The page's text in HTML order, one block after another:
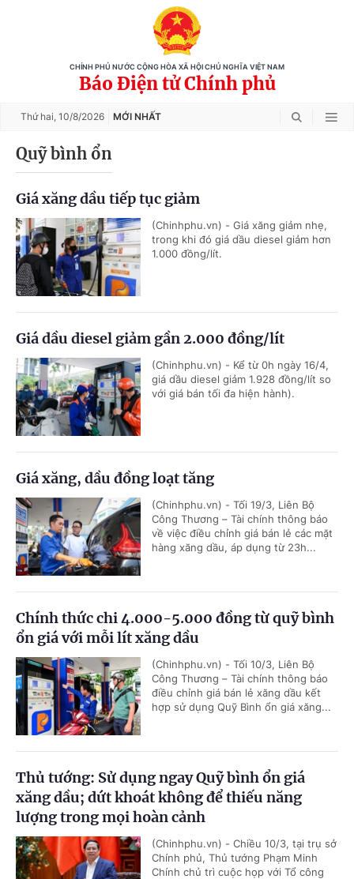
CHÍNH PHỦ NƯỚC CỘNG HÒA XÃ HỘI CHỦ NGHĨA VIỆT NAM
Báo Điện tử Chính phủ
Thứ hai, 10/8/2026 MỚI NHẤT
Quỹ bình ổn
Giá xăng dầu tiếp tục giảm
(Chinhphu.vn) - Giá xăng giảm nhẹ,
trong khi đó giá dầu diesel giảm hơn
1.000 đồng/lít.
Giá dầu diesel giảm gần 2.000 đồng/lít
(Chinhphu.vn) - Kể từ 0h ngày 16/4,
giá dầu diesel giảm 1.928 đồng/lít so
với giá bán tối đa hiện hành).
Giá xăng, dầu đồng loạt tăng
(Chinhphu.vn) - Tối 19/3, Liên Bộ
Công Thương – Tài chính thông báo
về việc điều chỉnh giá bán lẻ các mặt
hàng xăng dầu, áp dụng từ 23h...
Chính thức chi 4.000-5.000 đồng từ quỹ bình
ổn giá với mỗi lít xăng dầu
(Chinhphu.vn) - Tối 10/3, Liên Bộ
Công Thương – Tài chính thông báo
điều chỉnh giá bán lẻ xăng dầu kết
hợp sử dụng Quỹ Bình ổn giá xăng...
Thủ tướng: Sử dụng ngay Quỹ bình ổn giá
xăng dầu; dứt khoát không để thiếu năng
lượng trong mọi hoàn cảnh
(Chinhphu.vn) - Chiều 10/3, tại trụ sở
Chính phủ, Thủ tướng Phạm Minh
Chính chủ trì cuộc họp với Tổ công